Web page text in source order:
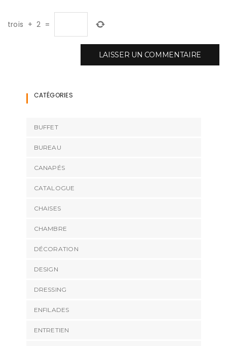
trois + 2 =
CATÉGORIES
BUFFET
BUREAU
CANAPÉS
CATALOGUE
CHAISES
CHAMBRE
DÉCORATION
DESIGN
DRESSING
ENFILADES
ENTRETIEN